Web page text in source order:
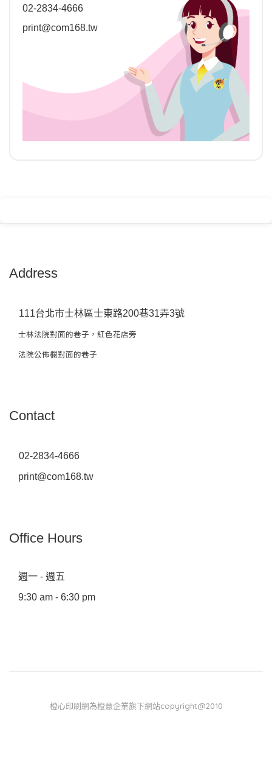
02-2834-4666
print@com168.tw
Address
111台北市士林區士東路200巷31弄3號
士林法院對面的巷子，紅色花店旁
法院公佈欄對面的巷子
Contact
02-2834-4666
print@com168.tw
Office Hours
週一 - 週五
9:30 am - 6:30 pm
橙心印刷網為橙意企業旗下網站copyright@2010